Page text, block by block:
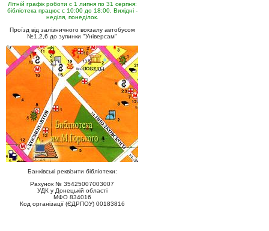
Літній графік роботи с 1 липня по 31 серпня:
бібліотека працює с 10:00 до 18:00. Вихідні -
неділя, понеділок.
Проїзд від залізничного вокзалу автобусом
№1,2,6 до зупинки "Універсам"
Банківські реквізити бібліотеки:
Рахунок № 35425007003007
УДК у Донецькій області
МФО 834016
Код організації (ЄДРПОУ) 00183816